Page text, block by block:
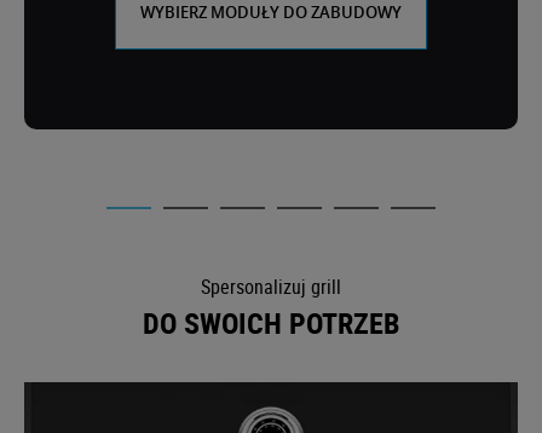
WYBIERZ MODUŁY DO ZABUDOWY
Spersonalizuj grill
DO SWOICH POTRZEB